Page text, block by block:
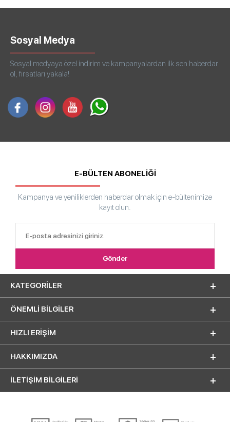
Sosyal Medya
Sosyal medyaya özel indirim ve kampanyalardan ilk sen haberdar
ol, fırsatları yakala!
E-BÜLTEN ABONELİĞİ
Kampanya ve yeniliklerden haberdar olmak için e-bültenimize
kayıt olun.
KATEGORILER
ÖNEMLI BILGILER
HIZLI ERIŞIM
HAKKIMIZDA
İLETİŞİM BİLGİLERİ